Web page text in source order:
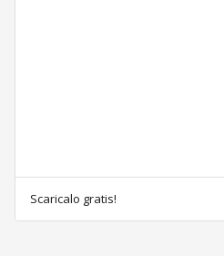
Scaricalo gratis!